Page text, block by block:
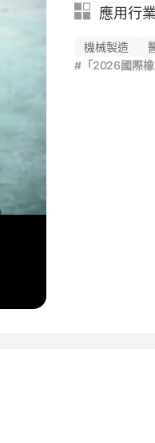
應用行業
機械製造
#「2026國際